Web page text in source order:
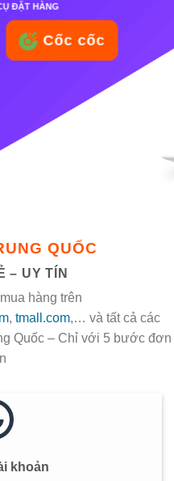
ĐẶT HÀNG
Cốc cốc
QUỐC
– UY TÍN
hàng trên
, tmall.com,… và tất cả các
Quốc – Chỉ với 5 bước đơn
khoản